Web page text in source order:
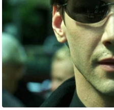
फै
श
न
घ
लू
नु